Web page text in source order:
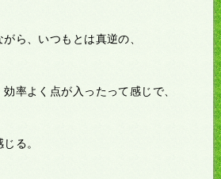
ら、いつもとは真逆の、
率よく点が入ったって感じで、
る。